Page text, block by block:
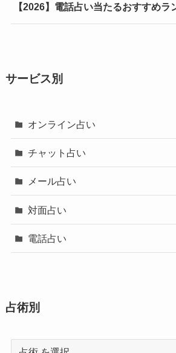
【2026】電話占い当たるおすすめラ
サービス別
オンライン占い
チャット占い
メール占い
対面占い
電話占い
占術別